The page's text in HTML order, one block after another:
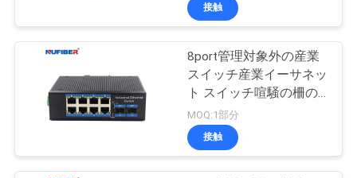
接触
8port管理対象外の産業
スイッチ産業イーサネッ
ト スイッチ喧騒の柵の
台紙
MOQ:1部分
接触